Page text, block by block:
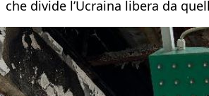
che divide l’Ucraina libera da